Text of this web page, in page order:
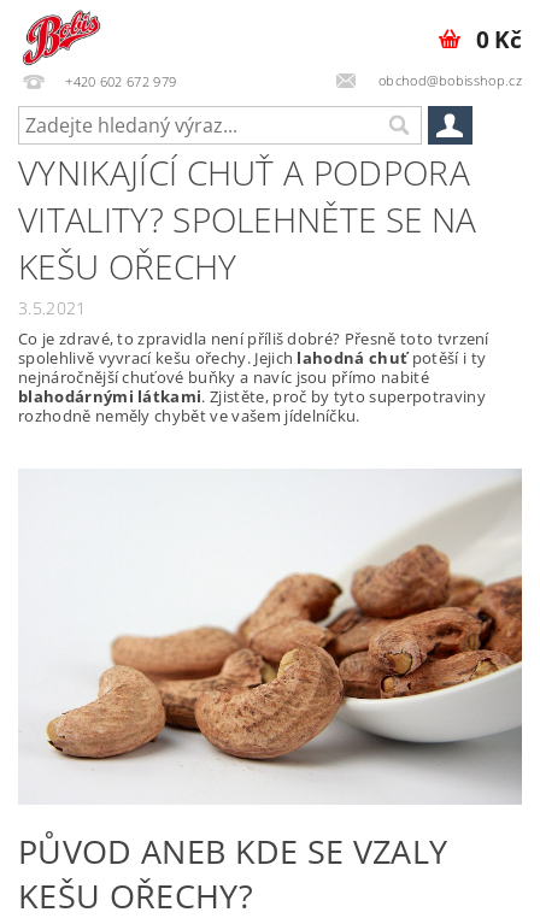
+420 602 672 979 obchod@bobisshop.cz
0 Kč
VYNIKAJÍCÍ CHUŤ A PODPORA
VITALITY? SPOLEHNĚTE SE NA
KEŠU OŘECHY
3.5.2021
Co je zdravé, to zpravidla není příliš dobré? Přesně toto tvrzení
spolehlivě vyvrací kešu ořechy. Jejich lahodná chuťpotěší i ty
nejnáročnější chuťové buňky a navíc jsou přímo nabité
blahodárnými látkami. Zjistěte, proč by tyto superpotraviny
rozhodně neměly chybět ve vašem jídelníčku.
PŮVOD ANEB KDE SE VZALY
KEŠU OŘECHY?